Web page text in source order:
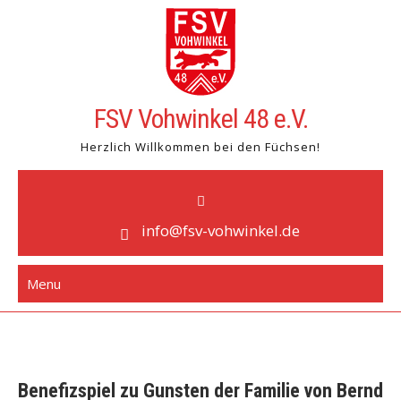
FSV Vohwinkel 48 e.V.
Herzlich Willkommen bei den Füchsen!
info@fsv-vohwinkel.de
Menu
Benefizspiel zu Gunsten der Familie von Bernd